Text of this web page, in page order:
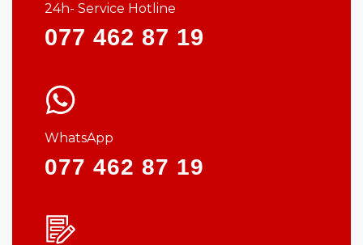
24h- Service Hotline
077 462 87 19
WhatsApp
077 462 87 19